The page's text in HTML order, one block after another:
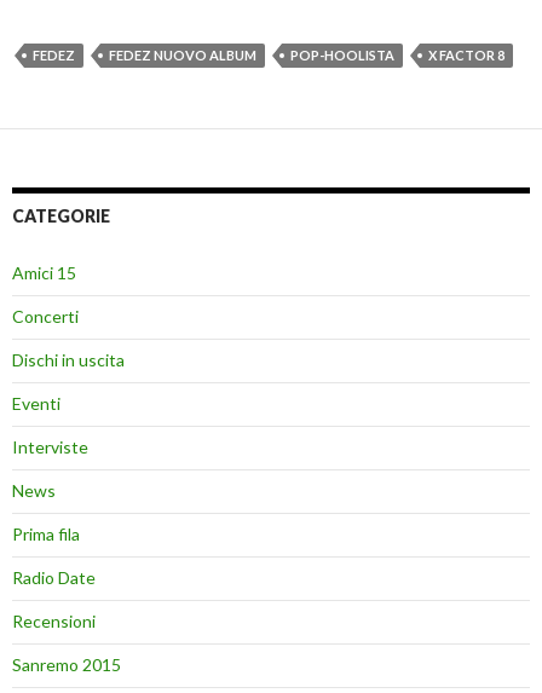
FEDEZ FEDEZ NUOVO ALBUM POP-HOOLISTA X FACTOR 8
CATEGORIE
Amici 15
Concerti
Dischi in uscita
Eventi
Interviste
News
Prima fila
Radio Date
Recensioni
Sanremo 2015